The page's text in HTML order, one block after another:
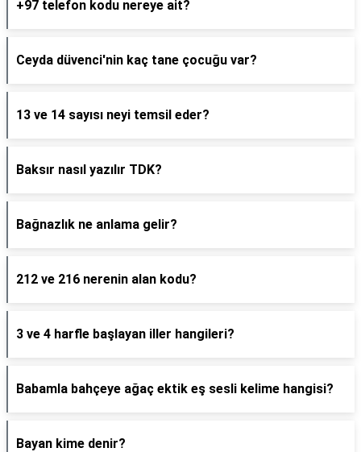
+97 telefon kodu nereye ait?
Ceyda düvenci'nin kaç tane çocuğu var?
13 ve 14 sayısı neyi temsil eder?
Baksır nasıl yazılır TDK?
Bağnazlık ne anlama gelir?
212 ve 216 nerenin alan kodu?
3 ve 4 harfle başlayan iller hangileri?
Babamla bahçeye ağaç ektik eş sesli kelime hangisi?
Bayan kime denir?